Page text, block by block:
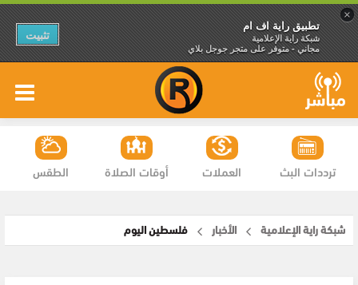
×
تطبيق راية اف ام
شبكة راية الإعلامية
مجاني - متوفر على متجر جوجل بلاي
تثبيت
الطقس أوقات الصلاة العملات ترددات البث
شبكة راية الإعلامية الأخبار فلسطين اليوم